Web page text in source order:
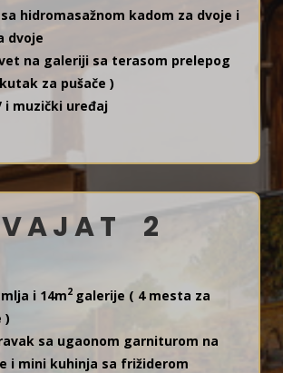
hidromasažnom kadom za dvoje i
dvoje
na galeriji sa terasom prelepog
za pušače )
i muzički uređaj
V A J A T 2
i 14m2 galerije ( 4 mesta za
)
sa ugaonom garniturom na
i mini kuhinja sa frižiderom